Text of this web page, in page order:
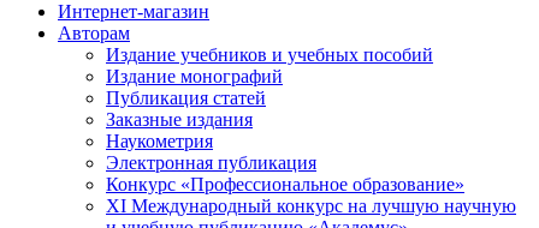
Интернет-магазин
Авторам
Издание учебников и учебных пособий
Издание монографий
Публикация статей
Заказные издания
Наукометрия
Электронная публикация
Конкурс «Профессиональное образование»
XI Международный конкурс на лучшую научную